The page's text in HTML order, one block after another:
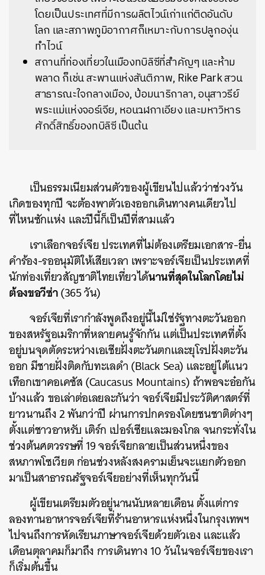
โดยเป็นประเทศที่มีการผลิตไวน์เก่าแก่ติดอันดับ
โลก และสภาพภูมิอากาศก็เหมาะกับการปลูกองุ่น
ทำไวน์
สถานที่ท่องเที่ยวในเมืองทบิลิซีที่สำคัญๆ และห้าม
พลาด ก็เช่นสะพานแห่งสันติภาพ, Rike Park สวน
สาธารณะใจกลางเมือง, ป้อมนาริกาลา, อนุสาวรีย์
พระแม่แห่งจอร์เจีย,หอนาฬิกาเอียง และมหาวิหาร
ศักดิ์สิทธิ์ของทบิลิซี เป็นต้น
เป็นธรรมเนียมส่วนตัวของผู้เขียนไปแล้วว่าช่วงวัน
เกิดของทุกปี จะต้องพาตัวเองออกเดินทางคนเดียวไป
ที่ไหนซักแห่ง และปีนี้ก็เป็นปีที่สามแล้ว
เราเลือกจอร์เจีย ประเทศที่ไม่ต้องเตรียมเอกสาร-ยื่น
คำร้อง-รออนุมัติให้เสียเวลา เพราะจอร์เจียเป็นประเทศที่
นักท่องเที่ยวสัญชาติไทยเที่ยวได้นานที่สุดในโลกโดยไม่
ต้องขอวีซ่า(365 วัน)
จอร์เจียที่เรากำลังพูดถึงอยู่นี้ไม่ใช่รัฐทางตะวันออก
ของสหรัฐอเมริกาที่หลายคนรู้จักกัน แต่เป็นประเทศที่ตั้ง
อยู่บนจุดตัดระหว่างเอเชียฝั่งตะวันตกและยุโรปฝั่งตะวัน
ออก มีชายฝั่งติดกับทะเลดำ (Black Sea) และอยู่ใต้แนว
เทือกเขาคอเคซัส (Caucasus Mountains) ถ้าพอจะอ๋อกัน
บ้างแล้ว ขอเล่าต่อเลยละกันว่า จอร์เจียมีประวัติศาสตร์ที่
ยาวนานถึง 2 พันกว่าปี ผ่านการปกครองโดยชนชาติต่างๆ
ตั้งแต่ชาวอาหรับ เติร์ก เปอร์เซียและมองโกล จนกระทั่งใน
ช่วงต้นศตวรรษที่ 19 จอร์เจียกลายเป็นส่วนหนึ่งของ
สหภาพโซเวียต ก่อนช่วงหลังสงครามเย็นจะแยกตัวออก
มาเป็นสาธารณรัฐจอร์เจียอย่างที่เห็นทุกวันนี้
ผู้เขียนเตรียมตัวอยู่นานนับหลายเดือน ตั้งแต่การ
ลองทานอาหารจอร์เจียที่ร้านอาหารแห่งหนึ่งในกรุงเทพฯ
ไปจนถึงการหัดเรียนภาษาจอร์เจียด้วยตัวเอง และแล้ว
เดือนตุลาคมก็มาถึง การเดินทาง 10 วันในจอร์เจียของเรา
ก็เริ่มต้นขึ้น